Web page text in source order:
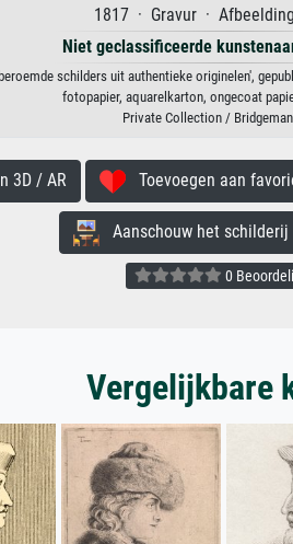
1817 · Gravur ·
Niet geclassificeerde
schilders uit authentieke originelen',
fotopapier, aquarelkarton, ongecoat
Private Collection /
3D / AR Toevoegen aan
Aanschouw het schilderij
0
Vergelijkbare